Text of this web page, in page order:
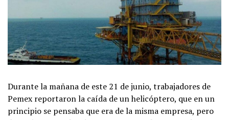
Durante la mañana de este 21 de junio, trabajadores de
Pemex reportaron la caída de un helicóptero, que en un
principio se pensaba que era de la misma empresa, pero